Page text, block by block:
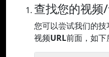
查找您的视频
您可以尝试我们的技
视频URL前面，如下